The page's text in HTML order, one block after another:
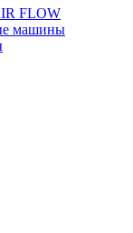
FLOW
машины